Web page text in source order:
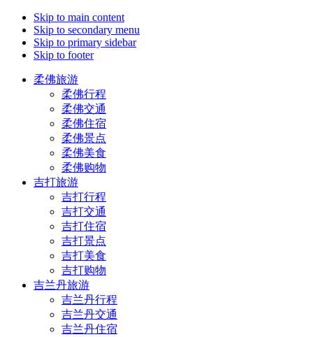
Skip to main content
Skip to secondary menu
Skip to primary sidebar
Skip to footer
柔佛旅游
柔佛行程
柔佛交通
柔佛住宿
柔佛景点
柔佛美食
柔佛购物
吉打旅游
吉打行程
吉打交通
吉打住宿
吉打景点
吉打美食
吉打购物
吉兰丹旅游
吉兰丹行程
吉兰丹交通
吉兰丹住宿